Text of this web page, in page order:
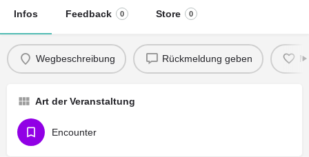
Infos Feedback 0 Store 0
Wegbeschreibung Rückmeldung geben
Art der Veranstaltung
Encounter